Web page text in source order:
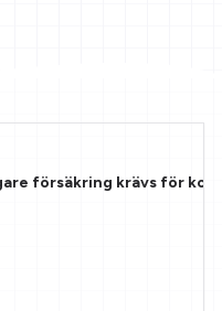
försäkring krävs för